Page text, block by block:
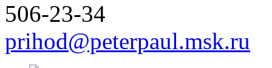
506-23-34
prihod@peterpaul.msk.ru